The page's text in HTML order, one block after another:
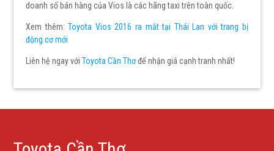
doanh số bán hàng của Vios là các hãng taxi trên toàn quốc.
Xem thêm:Toyota Vios 2016 ra mắt tại Thái Lan với trang bị
động cơ mới
Liên hệ ngay vớiToyota Cần Thơđể nhận giá cạnh tranh nhất!